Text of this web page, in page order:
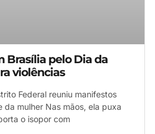
Brasília pelo Dia da
violências
Federal reuniu manifestos
da mulher Nas mãos, ela puxa
o isopor com